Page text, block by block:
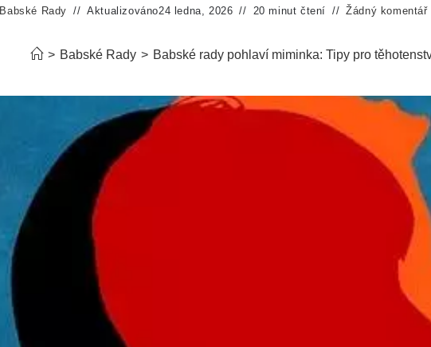
Babské Rady Aktualizováno24 ledna, 2026 20 minut čtení Žádný komentář
> Babské Rady > Babské rady pohlaví miminka: Tipy pro